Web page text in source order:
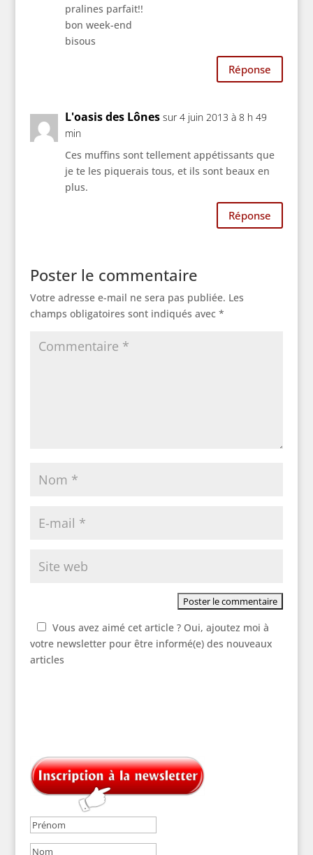
pralines parfait!!
bon week-end
bisous
Réponse
L'oasis des Lônes sur 4 juin 2013 à 8 h 49
min
Ces muffins sont tellement appétissants que
je te les piquerais tous, et ils sont beaux en
plus.
Réponse
Poster le commentaire
Votre adresse e-mail ne sera pas publiée. Les
champs obligatoires sont indiqués avec *
Vous avez aimé cet article ? Oui, ajoutez moi à
votre newsletter pour être informé(e) des nouveaux
articles